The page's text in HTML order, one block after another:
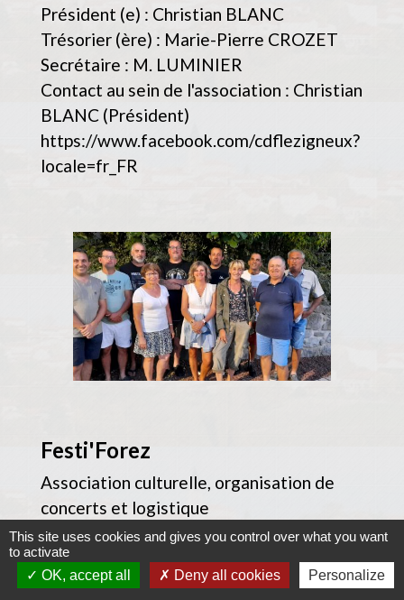
Président (e) : Christian BLANC
Trésorier (ère) : Marie-Pierre CROZET
Secrétaire : M. LUMINIER
Contact au sein de l'association : Christian
BLANC (Président)
https://www.facebook.com/cdflezigneux?
locale=fr_FR
Festi'Forez
Association culturelle, organisation de
concerts et logistique
1, route de l'Ancienne Ecole
Vallensanges
Contact au sein de l'association : Christian
This site uses cookies and gives you control over what you want
to activate
OK, accept all
Deny all cookies Personalize